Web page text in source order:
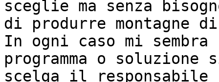
sceglie ma senza
di produrre
In ogni caso mi
programma o soluzione
scelga il